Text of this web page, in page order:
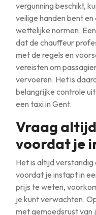
vergunning beschikt,
veilige handen bent
wettelijke normen.
dat de chauffeur
met de regels en
vereisten om
vervoeren. Het is
belangrijke controle
een taxi in Gent.
Vraag
voordat je
Het is altijd
voordat je instapt in
prijs te weten,
je kunt verwachten.
met gemoedsrust